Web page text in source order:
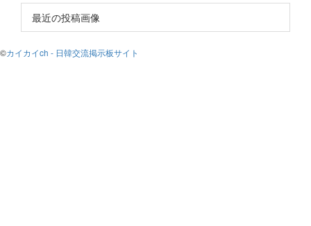
最近の投稿画像
©カイカイch - 日韓交流掲示板サイト